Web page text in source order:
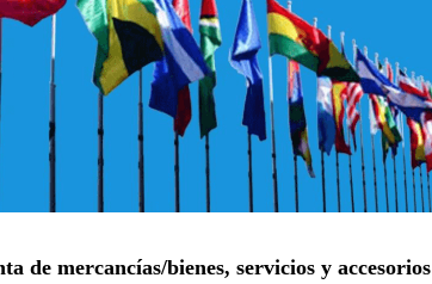
de mercancías/bienes, servicios y accesorios